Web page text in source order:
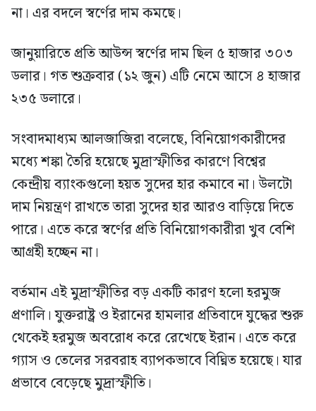
না। এর বদলে স্বর্ণের দাম কমছে।
জানুয়ারিতে প্রতি আউন্স স্বর্ণের দাম ছিল ৫ হাজার ৩০৩
ডলার। গত শুক্রবার (১২ জুন) এটি নেমে আসে ৪ হাজার
২৩৫ ডলারে।
সংবাদমাধ্যম আলজাজিরা বলেছে, বিনিয়োগকারীদের
মধ্যে শঙ্কা তৈরি হয়েছে মুদ্রাস্ফীতির কারণে বিশ্বের
কেন্দ্রীয় ব্যাংকগুলো হয়ত সুদের হার কমাবে না। উলটো
দাম নিয়ন্ত্রণ রাখতে তারা সুদের হার আরও বাড়িয়ে দিতে
পারে। এতে করে স্বর্ণের প্রতি বিনিয়োগকারীরা খুব বেশি
আগ্রহী হচ্ছেন না।
বর্তমান এই মুদ্রাস্ফীতির বড় একটি কারণ হলো হরমুজ
প্রণালি। যুক্তরাষ্ট্র ও ইরানের হামলার প্রতিবাদে যুদ্ধের শুরু
থেকেই হরমুজ অবরোধ করে রেখেছে ইরান। এতে করে
গ্যাস ও তেলের সরবরাহ ব্যাপকভাবে বিঘ্নিত হয়েছে। যার
প্রভাবে বেড়েছে মুদ্রাস্ফীতি।